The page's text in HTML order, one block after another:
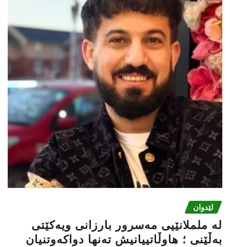
لێدوان
لە ململانێیى مەسرور بارزانی ویەکێتی
بەڵێنی ؛ هاوڵاتییانیش تەنها دواکەوتنیان